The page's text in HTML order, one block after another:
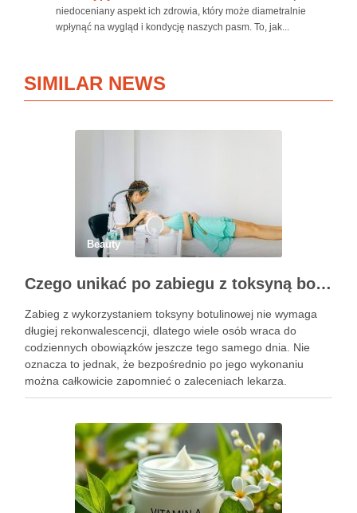
niedoceniany aspekt ich zdrowia, który może diametralnie
wpłynąć na wygląd i kondycję naszych pasm. To, jak...
SIMILAR NEWS
Beauty
Czego unikać po zabiegu z toksyną botulinową?
Zabieg z wykorzystaniem toksyny botulinowej nie wymaga
długiej rekonwalescencji, dlatego wiele osób wraca do
codziennych obowiązków jeszcze tego samego dnia. Nie
oznacza to jednak, że bezpośrednio po jego wykonaniu
można całkowicie zapomnieć o zaleceniach lekarza.
Pierwsze godziny i dni po zabiegu mają znaczenie dla